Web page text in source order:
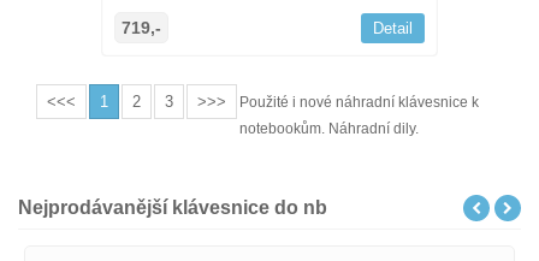
719,- Detail
<<< 1 2 3 >>>
Použité i nové náhradní klávesnice k
notebookům. Náhradní dily.
Nejprodávanější klávesnice do nb